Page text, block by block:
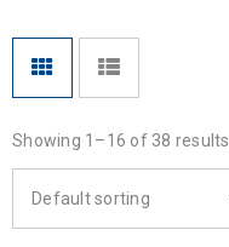
Showing 1–16 of 38 results
Default sorting